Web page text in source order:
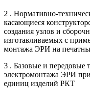
2 . Нормативно-
касающиеся
создания узлов и
изготавливаемых с
монтажа ЭРИ на
3 . Базовые и передовые
электромонтажа ЭРИ
единиц изделий РКТ